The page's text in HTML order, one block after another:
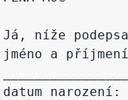
Já, níže
jméno a
datum narození: